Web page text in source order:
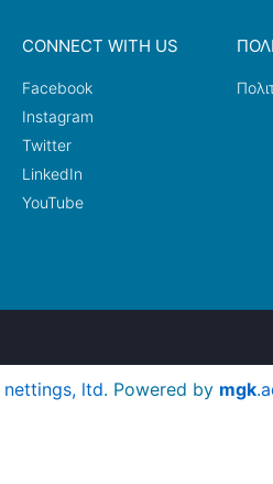
CONNECT WITH US
Facebook
Instagram
Twitter
LinkedIn
YouTube
nettings, ltd. Powered by mgk